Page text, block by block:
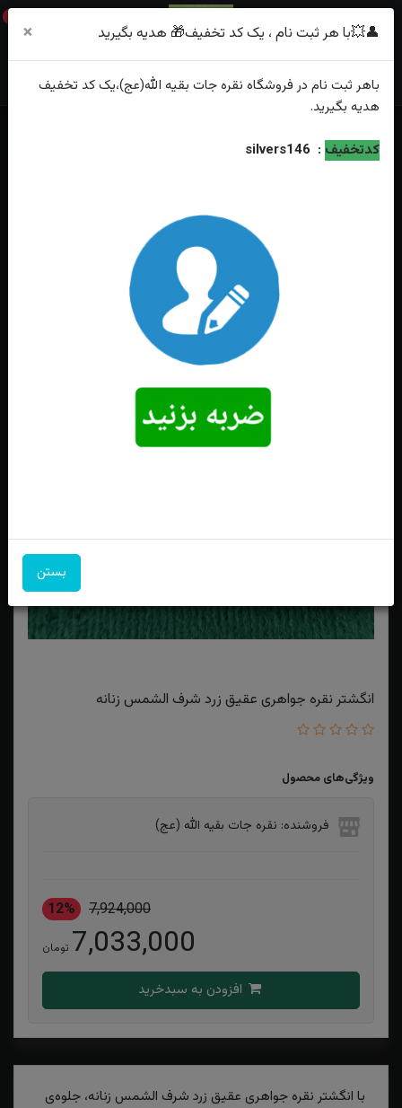
0
خانه فهرست محصولات
انگشتر نقره جواهری عقیق زرد شرف الشمس زنانه
ویژگی‌های محصول
فروشنده: نقره جات بقیه الله (عج)
7,924,000
12%
7,033,000 تومان
با انگشتر نقره جواهری عقیق زرد شرف الشمس زنانه، جلوه‌ی
👤💥با هر ثبت نام ، یک کد تخفیف🎁 هدیه بگیرید ×
باهر ثبت نام در فروشگاه نقره جات بقیه الله(عج)،یک کد تخفیف
هدیه بگیرید.
کدتخفیف :
silvers146
بستن